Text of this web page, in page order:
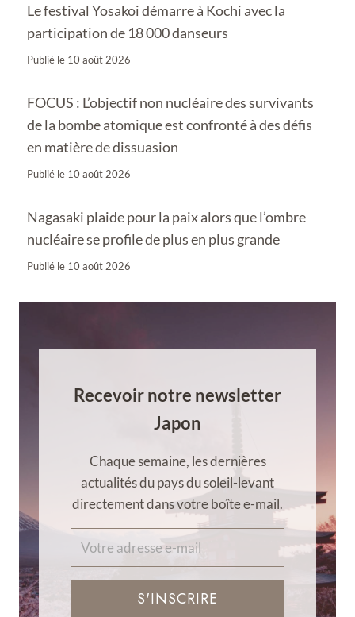
Le festival Yosakoi démarre à Kochi avec la
participation de 18 000 danseurs
Publié le 10 août 2026
FOCUS : L’objectif non nucléaire des survivants
de la bombe atomique est confronté à des défis
en matière de dissuasion
Publié le 10 août 2026
Nagasaki plaide pour la paix alors que l’ombre
nucléaire se profile de plus en plus grande
Publié le 10 août 2026
Recevoir notre newsletter
Japon
Chaque semaine, les dernières
actualités du pays du soleil-levant
directement dans votre boîte e-mail.
S'INSCRIRE